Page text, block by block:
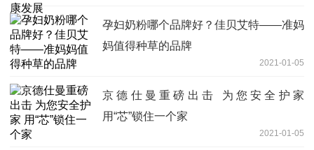
孕妇奶粉哪个品牌好？佳贝艾特——准妈
妈值得种草的品牌
2021-01-05
京德仕曼重磅出击 为您安全护家
用“芯”锁住一个家
2021-01-05